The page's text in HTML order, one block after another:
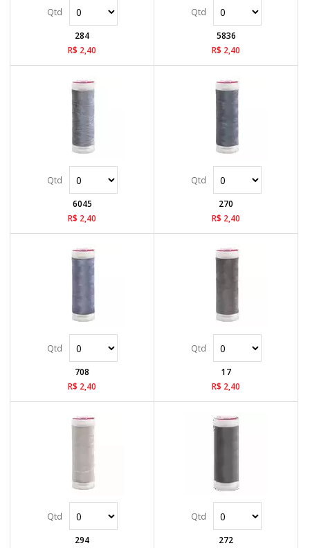
284
R$ 2,40
5836
R$ 2,40
6045
R$ 2,40
270
R$ 2,40
708
R$ 2,40
17
R$ 2,40
294
272